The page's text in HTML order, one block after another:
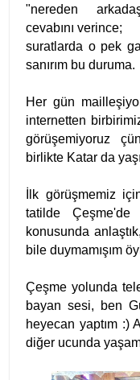
"nereden
cevabını verince;
suratlarda o pek
sanırım bu duruma.
Her gün
internetten
görüşemiyoruz
birlikte Katar da
İlk görüşmemiz
tatilde Çeşme'de
konusunda
bile duymamışım
Çeşme yolunda
bayan sesi, ben
heyecan yaptım :)
diğer ucunda